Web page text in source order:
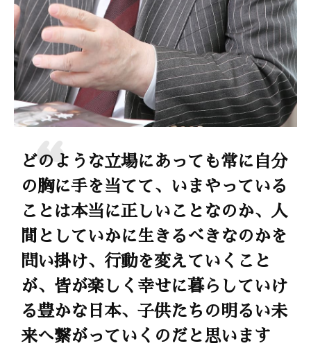
どのような立場にあっても常に自分
の胸に手を当てて、いまやっている
ことは本当に正しいことなのか、人
間としていかに生きるべきなのかを
問い掛け、行動を変えていくこと
が、皆が楽しく幸せに暮らしていけ
る豊かな日本、子供たちの明るい未
来へ繋がっていくのだと思います